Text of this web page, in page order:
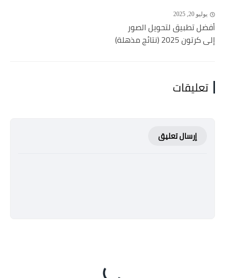
يوليو 20, 2025
أفضل تطبيق لتحويل الصور
إلى كرتون 2025 (نتائج مذهلة)
تعليقات
إرسال تعليق